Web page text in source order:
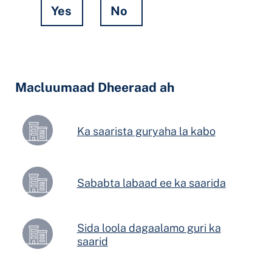
Yes No
Macluumaad Dheeraad ah
Ka saarista guryaha la kabo
Sababta labaad ee ka saarida
Sida loola dagaalamo guri ka
saarid